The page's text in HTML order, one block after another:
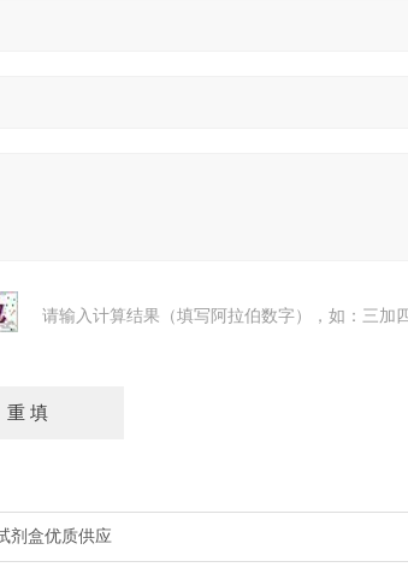
请输入计算结果（填写阿拉伯数字），如：三加
剂盒优质供应